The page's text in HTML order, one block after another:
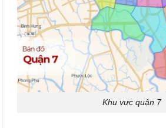
Khu vực quận 7